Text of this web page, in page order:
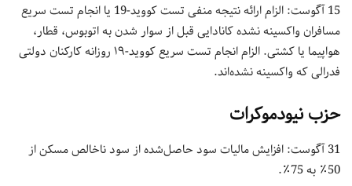
15 آگوست: الزام ارائه نتیجه منفی تست کووید-19 یا انجام تست سریع
مسافران واکسینه نشده کانادایی قبل از سوار شدن به اتوبوس، قطار،
هواپیما یا کشتی. الزام انجام تست سریع کووید-۱۹ روزانه کارکنان دولتی
فدرالی که واکسینه نشده‌اند.
حزب نیودموکرات
31 آگوست: افزایش مالیات سود حاصل‌شده از سود ناخالص مسکن از
50٪ به 75٪.